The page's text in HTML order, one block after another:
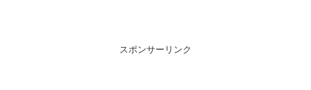
スポンサーリンク